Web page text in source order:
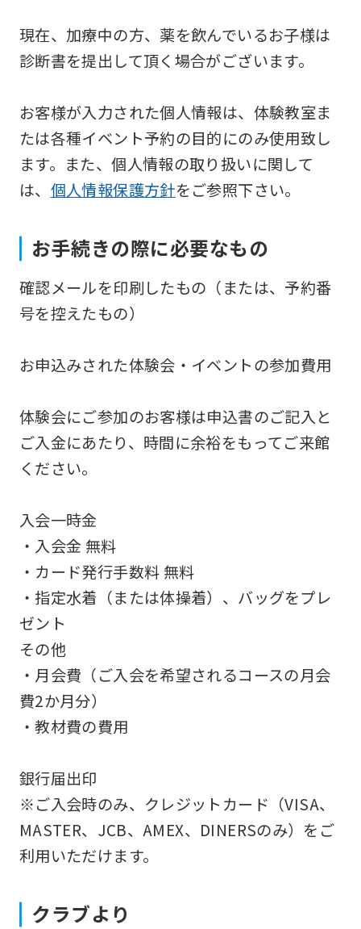
現在、加療中の方、薬を飲んでいるお子様は
診断書を提出して頂く場合がございます。
お客様が入力された個人情報は、体験教室ま
たは各種イベント予約の目的にのみ使用致し
ます。また、個人情報の取り扱いに関して
は、 個人情報保護方針をご参照下さい。
お手続きの際に必要なもの
確認メールを印刷したもの（または、予約番
号を控えたもの）
お申込みされた体験会・イベントの参加費用
体験会にご参加のお客様は申込書のご記入と
ご入金にあたり、時間に余裕をもってご来館
ください。
入会一時金
・入会金 無料
・カード発行手数料 無料
・指定水着（または体操着）、バッグをプレ
ゼント
その他
・月会費（ご入会を希望されるコースの月会
費2か月分）
・教材費の費用
銀行届出印
※ご入会時のみ、クレジットカード（VISA、
MASTER、JCB、AMEX、DINERSのみ）をご
利用いただけます。
クラブより
the
Japanese
of
this
website
will
translated
so
not
an
accurate
differ
from
content.
fully
understand